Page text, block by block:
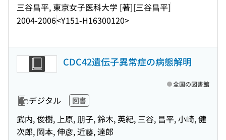
三谷昌平, 東京女子医科大学 [著][三谷昌平]
2004-2006<Y151-H16300120>
CDC42遺伝子異常症の病態解明
デジタル 図書
武内, 俊樹, 上原, 朋子, 鈴木, 英紀, 三谷, 昌平, 小崎, 健
次郎, 岡本, 伸彦, 近藤, 達郎
全国の図書館